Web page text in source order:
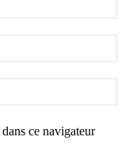
ce navigateur